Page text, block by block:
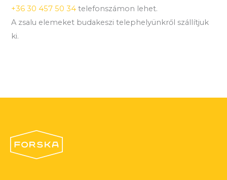
+36 30 457 50 34 telefonszámon lehet.
A zsalu elemeket budakeszi telephelyünkről szállítjuk
ki.